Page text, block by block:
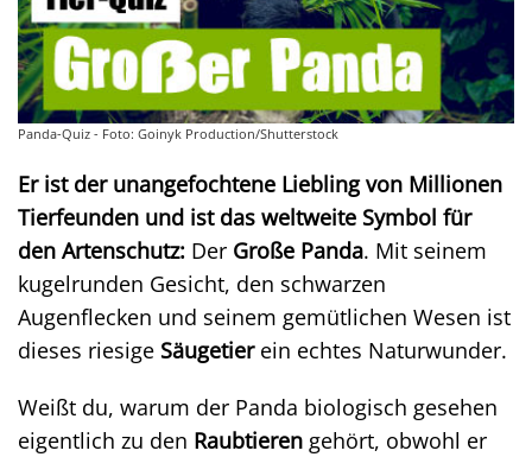
Panda-Quiz - Foto: Goinyk Production/Shutterstock
Er ist der unangefochtene Liebling von Millionen
Tierfeunden und ist das weltweite Symbol für
den Artenschutz: Der Große Panda. Mit seinem
kugelrunden Gesicht, den schwarzen
Augenflecken und seinem gemütlichen Wesen ist
dieses riesige Säugetierein echtes Naturwunder.
Weißt du, warum der Panda biologisch gesehen
eigentlich zu den Raubtieren gehört, obwohl er